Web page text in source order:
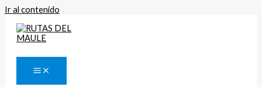
Ir al contenido